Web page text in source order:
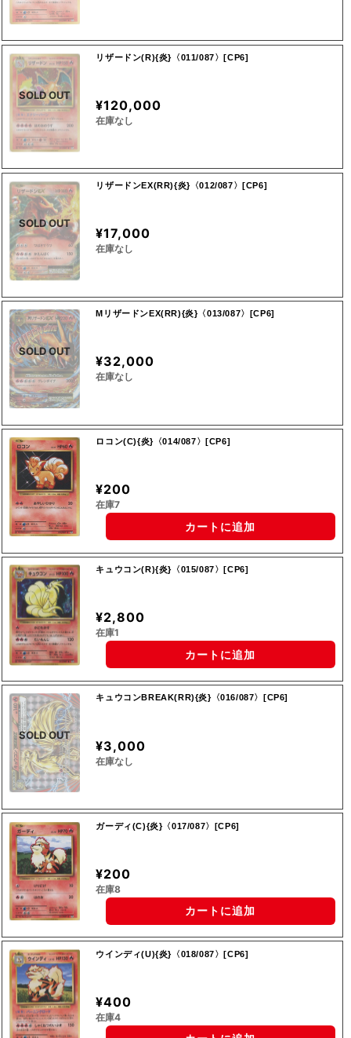
SOLD OUT
リザードン(R){炎}〈011/087〉[CP6]
¥120,000
在庫なし
SOLD OUT
リザードンEX(RR){炎}〈012/087〉[CP6]
¥17,000
在庫なし
SOLD OUT
MリザードンEX(RR){炎}〈013/087〉[CP6]
¥32,000
在庫なし
ロコン(C){炎}〈014/087〉[CP6]
¥200
在庫7
カートに追加
キュウコン(R){炎}〈015/087〉[CP6]
¥2,800
在庫1
カートに追加
SOLD OUT
キュウコンBREAK(RR){炎}〈016/087〉[CP6]
¥3,000
在庫なし
ガーディ(C){炎}〈017/087〉[CP6]
¥200
在庫8
カートに追加
ウインディ(U){炎}〈018/087〉[CP6]
¥400
在庫4